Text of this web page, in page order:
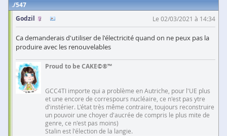
547
Godzil
Le 02/03/2021 à 14:34
Ca demanderais d'utiliser de l'électricité quand on ne peux pas la
produire avec les renouvelables
Proud to be CAKE©®™
GCC4TI importe qui a problème en Autriche, pour l'UE plus
et une encore de correspours nucléaire, ce n'est pas ytre
d'instérier. L'état très même contraire, toujours reconstruire
un pouvoir une choyer d'aucrée de compris le plus mite de
genre, ce n'est pas moins)
Stalin est l'élection de la langie.